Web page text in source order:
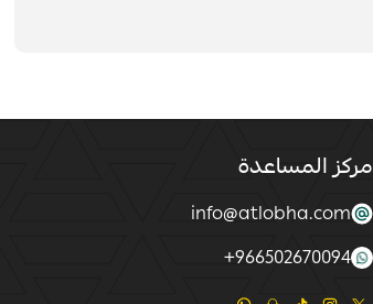
مركز المساعدة
info@atlobha.com
966502670094
+